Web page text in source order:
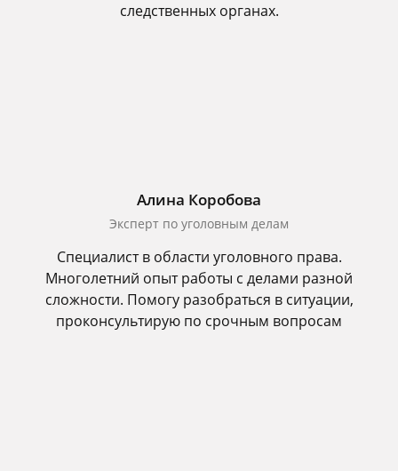
следственных органах.
Алина Коробова
Эксперт по уголовным делам
Специалист в области уголовного права.
Многолетний опыт работы с делами разной
сложности. Помогу разобраться в ситуации,
проконсультирую по срочным вопросам